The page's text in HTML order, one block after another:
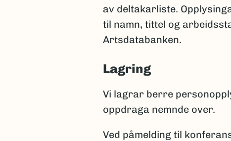
av deltakarliste.
til namn, tittel og
Artsdatabanken.
Lagring
Vi lagrar berre
oppdraga nemnde over.
Ved påmelding til